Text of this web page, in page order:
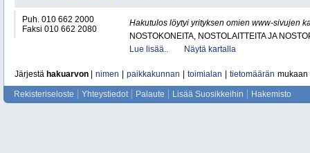
Puh. 010 662 2000
Faksi 010 662 2080
Hakutulos löytyi yrityksen omien www-sivujen
NOSTOKONEITA, NOSTOLAITTEITA JA
Lue lisää..
Näytä kartalla
Järjestä hakuarvon nimen paikkakunnan toimialan tietomäärän mukaan
Rekisteriseloste Yhteystiedot Palaute Lisää Suosikkeihin Hakemisto